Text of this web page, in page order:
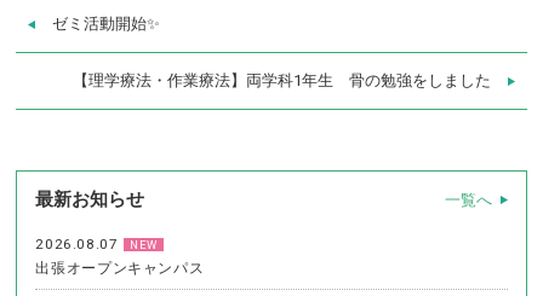
ゼミ活動開始✨
【理学療法・作業療法】両学科1年生 骨の勉強をしました
最新お知らせ 一覧へ
2026.08.07 NEW
出張オープンキャンパス